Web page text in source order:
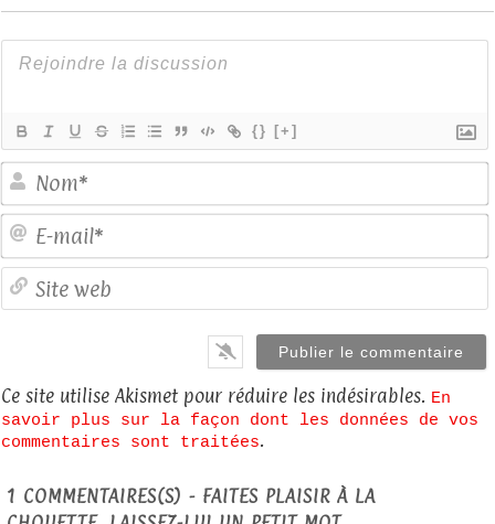
{} [+]
Ce site utilise Akismet pour réduire les indésirables. En
savoir plus sur la façon dont les données de vos
commentaires sont traitées.
1 COMMENTAIRES(S) - FAITES PLAISIR À LA